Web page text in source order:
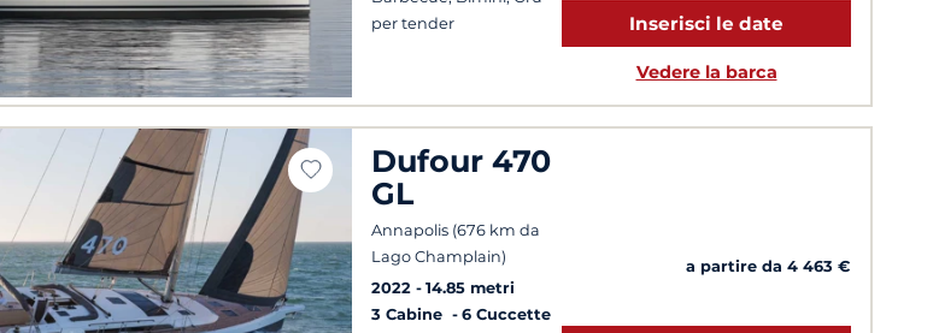
per tender
Inserisci le date
Vedere la barca
Dufour 470
GL
Annapolis (676 km da
Lago Champlain)
2022
14.85 metri
3 Cabine
6 Cuccette
a partire da 4 463 €